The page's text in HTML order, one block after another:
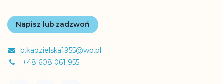
Napisz lub zadzwoń
b.kadzielska1955@wp.pl
+48 608 061 955